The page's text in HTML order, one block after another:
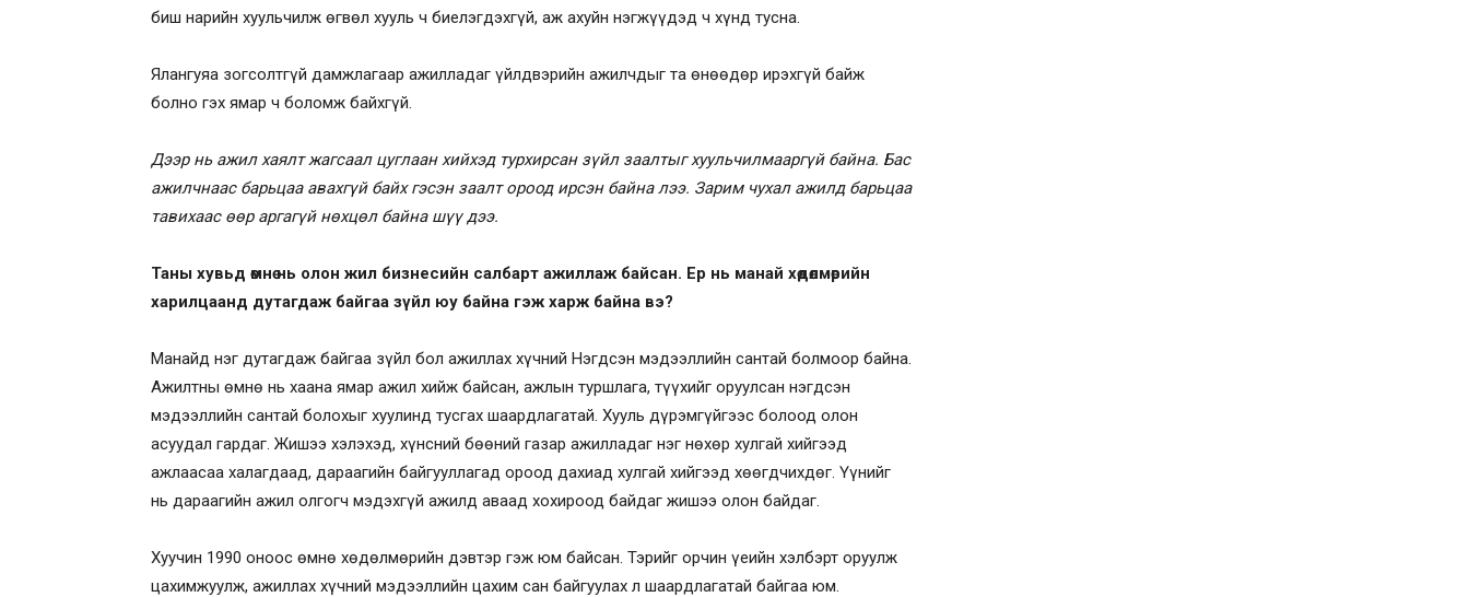
биш нарийн хуульчилж өгвөл хууль ч биелэгдэхгүй, аж ахуйн нэгжүүдэд ч хүнд тусна.
Ялангуяа зогсолтгүй дамжлагаар ажилладаг үйлдвэрийн ажилчдыг та өнөөдөр ирэхгүй байж
болно гэх ямар ч боломж байхгүй.
Дээр нь ажил хаялт жагсаал цуглаан хийхэд турхирсан зүйл заалтыг хуульчилмааргүй байна. Бас
ажилчнаас барьцаа авахгүй байх гэсэн заалт ороод ирсэн байна лээ. Зарим чухал ажилд барьцаа
тавихаас өөр аргагүй нөхцөл байна шүү дээ.
Таны хувьд өмнө нь олон жил бизнесийн салбарт ажиллаж байсан. Ер нь манай хөдөлмөрийн
харилцаанд дутагдаж байгаа зүйл юу байна гэж харж байна вэ?
Манайд нэг дутагдаж байгаа зүйл бол ажиллах хүчний Нэгдсэн мэдээллийн сантай болмоор байна.
Ажилтны өмнө нь хаана ямар ажил хийж байсан, ажлын туршлага, түүхийг оруулсан нэгдсэн
мэдээллийн сантай болохыг хуулинд тусгах шаардлагатай. Хууль дүрэмгүйгээс болоод олон
асуудал гардаг. Жишээ хэлэхэд, хүнсний бөөний газар ажилладаг нэг нөхөр хулгай хийгээд
ажлаасаа халагдаад, дараагийн байгууллагад ороод дахиад хулгай хийгээд хөөгдчихдөг. Үүнийг
нь дараагийн ажил олгогч мэдэхгүй ажилд аваад хохироод байдаг жишээ олон байдаг.
Хуучин 1990 оноос өмнө хөдөлмөрийн дэвтэр гэж юм байсан. Тэрийг орчин үеийн хэлбэрт оруулж
цахимжуулж, ажиллах хүчний мэдээллийн цахим сан байгуулах л шаардлагатай байгаа юм.